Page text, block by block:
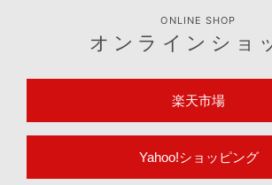
ONLINE SHOP
オンラインショ
楽天市場
Yahoo!ショッピング